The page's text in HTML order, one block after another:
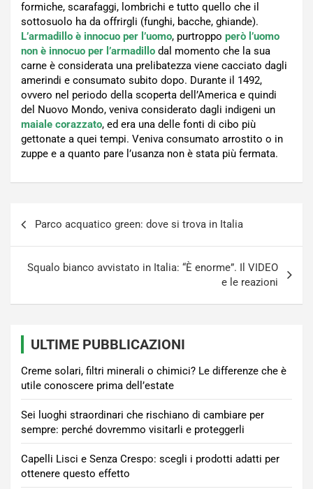
formiche, scarafaggi, lombrichi e tutto quello che il
sottosuolo ha da offrirgli (funghi, bacche, ghiande).
L’armadillo è innocuo per l’uomo, purtroppo però l’uomo
non è innocuo per l’armadillo dal momento che la sua
carne è considerata una prelibatezza viene cacciato dagli
amerindi e consumato subito dopo. Durante il 1492,
ovvero nel periodo della scoperta dell’America e quindi
del Nuovo Mondo, veniva considerato dagli indigeni un
maiale corazzato, ed era una delle fonti di cibo più
gettonate a quei tempi. Veniva consumato arrostito o in
zuppe e a quanto pare l’usanza non è stata più fermata.
Parco acquatico green: dove si trova in Italia
Squalo bianco avvistato in Italia: “È enorme”. Il VIDEO
e le reazioni
ULTIME PUBBLICAZIONI
Creme solari, filtri minerali o chimici? Le differenze che è
utile conoscere prima dell’estate
Sei luoghi straordinari che rischiano di cambiare per
sempre: perché dovremmo visitarli e proteggerli
Capelli Lisci e Senza Crespo: scegli i prodotti adatti per
ottenere questo effetto